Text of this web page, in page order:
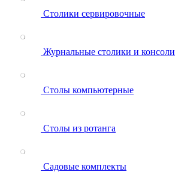
Столики сервировочные
Журнальные столики и консоли
Столы компьютерные
Столы из ротанга
Садовые комплекты